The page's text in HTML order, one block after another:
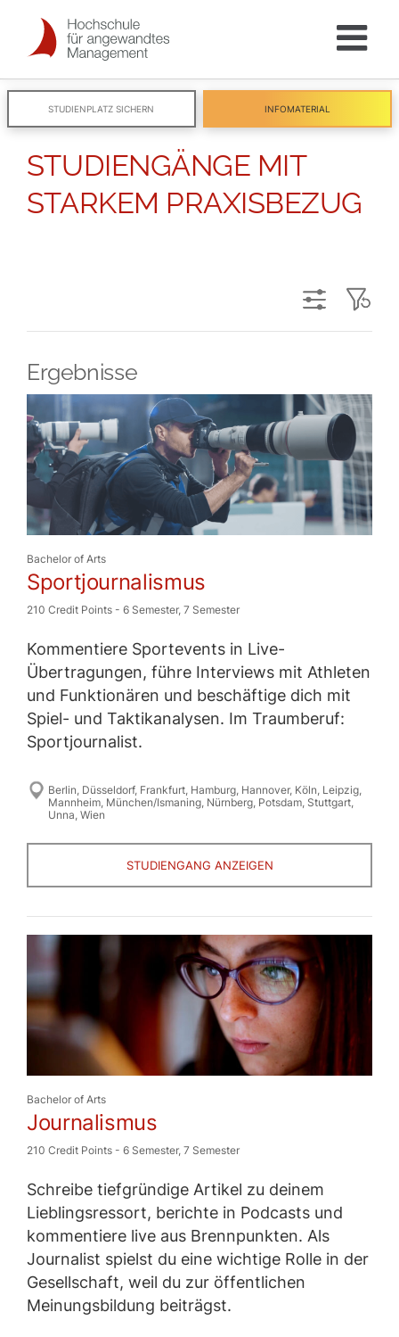
STUDIENPLATZ SICHERN INFOMATERIAL
STUDIENGÄNGE MIT
STARKEM PRAXISBEZUG
Ergebnisse
Bachelor of Arts
Sportjournalismus
210 Credit Points- 6 Semester, 7 Semester
Kommentiere Sportevents in Live-
Übertragungen, führe Interviews mit Athleten
und Funktionären und beschäftige dich mit
Spiel- und Taktikanalysen. Im Traumberuf:
Sportjournalist.
Berlin Düsseldorf, Frankfurt, Hamburg, Hannover, Köln Leipzig,
Mannheim, München/Ismaning, Nürnberg, Potsdam, Stuttgart,
Unna Wien
STUDIENGANG ANZEIGEN
Bachelor of Arts
Journalismus
210 Credit Points- 6 Semester, 7 Semester
Schreibe tiefgründige Artikel zu deinem
Lieblingsressort, berichte in Podcasts und
kommentiere live aus Brennpunkten. Als
Journalist spielst du eine wichtige Rolle in der
Gesellschaft, weil du zur öffentlichen
Meinungsbildung beiträgst.